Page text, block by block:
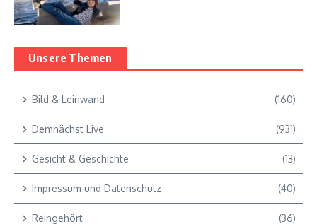
Unsere Themen
Bild & Leinwand (160)
Demnächst Live (931)
Gesicht & Geschichte (13)
Impressum und Datenschutz (40)
Reingehört (36)